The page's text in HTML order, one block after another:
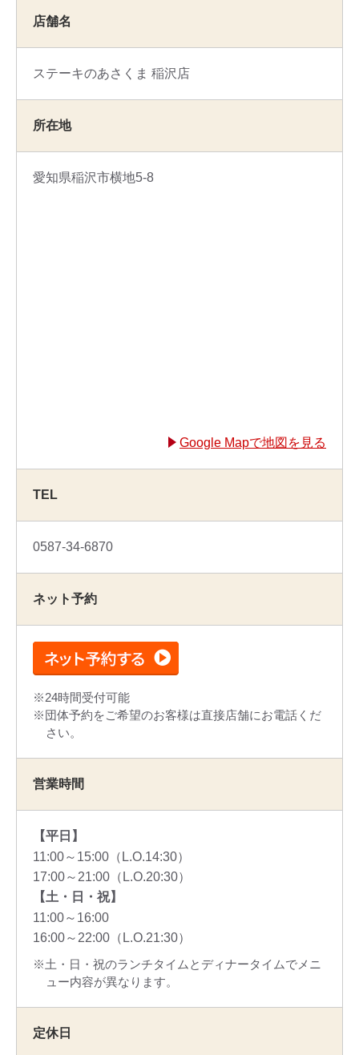
店舗名
ステーキのあさくま 稲沢店
所在地
愛知県稲沢市横地5-8
Google Mapで地図を見る
TEL
0587-34-6870
ネット予約
24時間受付可能
団体予約をご希望のお客様は直接店舗にお電話くだ
さい。
営業時間
【平日】
11:00～15:00（L.O.14:30）
17:00～21:00（L.O.20:30）
【土・日・祝】
11:00～16:00
16:00～22:00（L.O.21:30）
土・日・祝のランチタイムとディナータイムでメニ
ュー内容が異なります。
定休日